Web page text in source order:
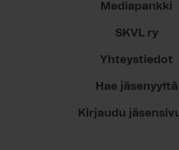
Mediapankki
SKVL ry
Yhteystiedot
Hae jäsenyyttä
Kirjaudu